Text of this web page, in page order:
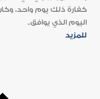
اليوم الذي يوافق..
للمزيد